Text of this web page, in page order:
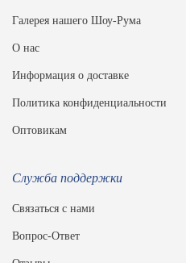
Галерея нашего Шоу-Рума
О нас
Информация о доставке
Политика конфиденциальности
Оптовикам
Служба поддержки
Связаться с нами
Вопрос-Ответ